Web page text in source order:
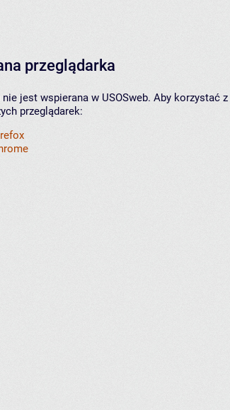
przeglądarka
nie jest wspierana w USOSweb. Aby korzystać
przeglądarek: